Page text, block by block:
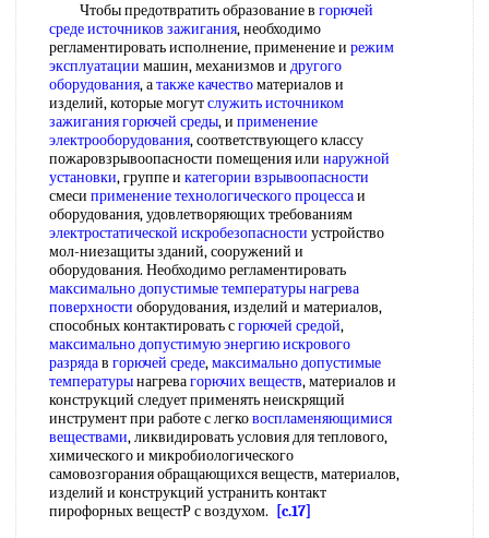
Чтобы предотвратить образование в горючей
средеисточников зажигания, необходимо
регламентировать исполнение, применение и режим
эксплуатации машин, механизмов и другого
оборудования, атакже качествоматериалов и
изделий, которые могутслужить источником
зажигания горючей среды, и применение
электрооборудования, соответствующего классу
пожаровзрывоопасности помещения или наружной
установки, группе и категории взрывоопасности
смеси применение технологического процессаи
оборудования, удовлетворяющих требованиям
электростатической искробезопасности устройство
мол-ниезащиты зданий, сооружений и
оборудования. Необходимо регламентировать
максимально допустимые температурынагрева
поверхности оборудования, изделий и материалов,
способных контактировать сгорючей средой,
максимально допустимуюэнергию искрового
разрядав горючей среде,максимально допустимые
температурынагревагорючих веществ, материалов и
конструкций следует применять неискрящий
инструмент при работе с легковоспламеняющимися
веществами, ликвидировать условия для теплового,
химического и микробиологического
самовозгорания обращающихся веществ, материалов,
изделий и конструкций устранить контакт
пирофорных вещестР с воздухом.
[c.17]